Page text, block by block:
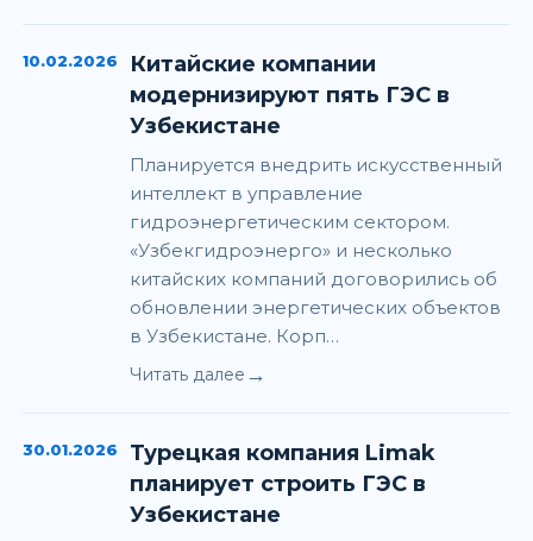
10.02.2026
Китайские компании
модернизируют пять ГЭС в
Узбекистане
Планируется внедрить искусственный
интеллект в управление
гидроэнергетическим сектором.
«Узбекгидроэнерго» и несколько
китайских компаний договорились об
обновлении энергетических объектов
в Узбекистане. Корп…
Читать далее →
30.01.2026
Турецкая компания Limak
планирует строить ГЭС в
Узбекистане